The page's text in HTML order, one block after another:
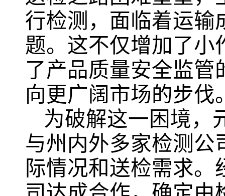
行检测，面临着运输
题。这不仅增加了小
了产品质量安全监
向更广阔市场的步伐
为破解这一困境，
与州内外多家检测公
际情况和送检需求